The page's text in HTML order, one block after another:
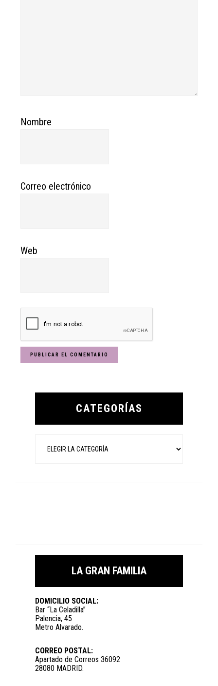
Nombre
Correo electrónico
Web
Primary
CATEGORÍAS
LA GRAN FAMILIA
DOMICILIO SOCIAL:
Bar “La Celadilla”
Palencia, 45
Metro Alvarado.
CORREO POSTAL:
Apartado de Correos 36092
28080 MADRID.